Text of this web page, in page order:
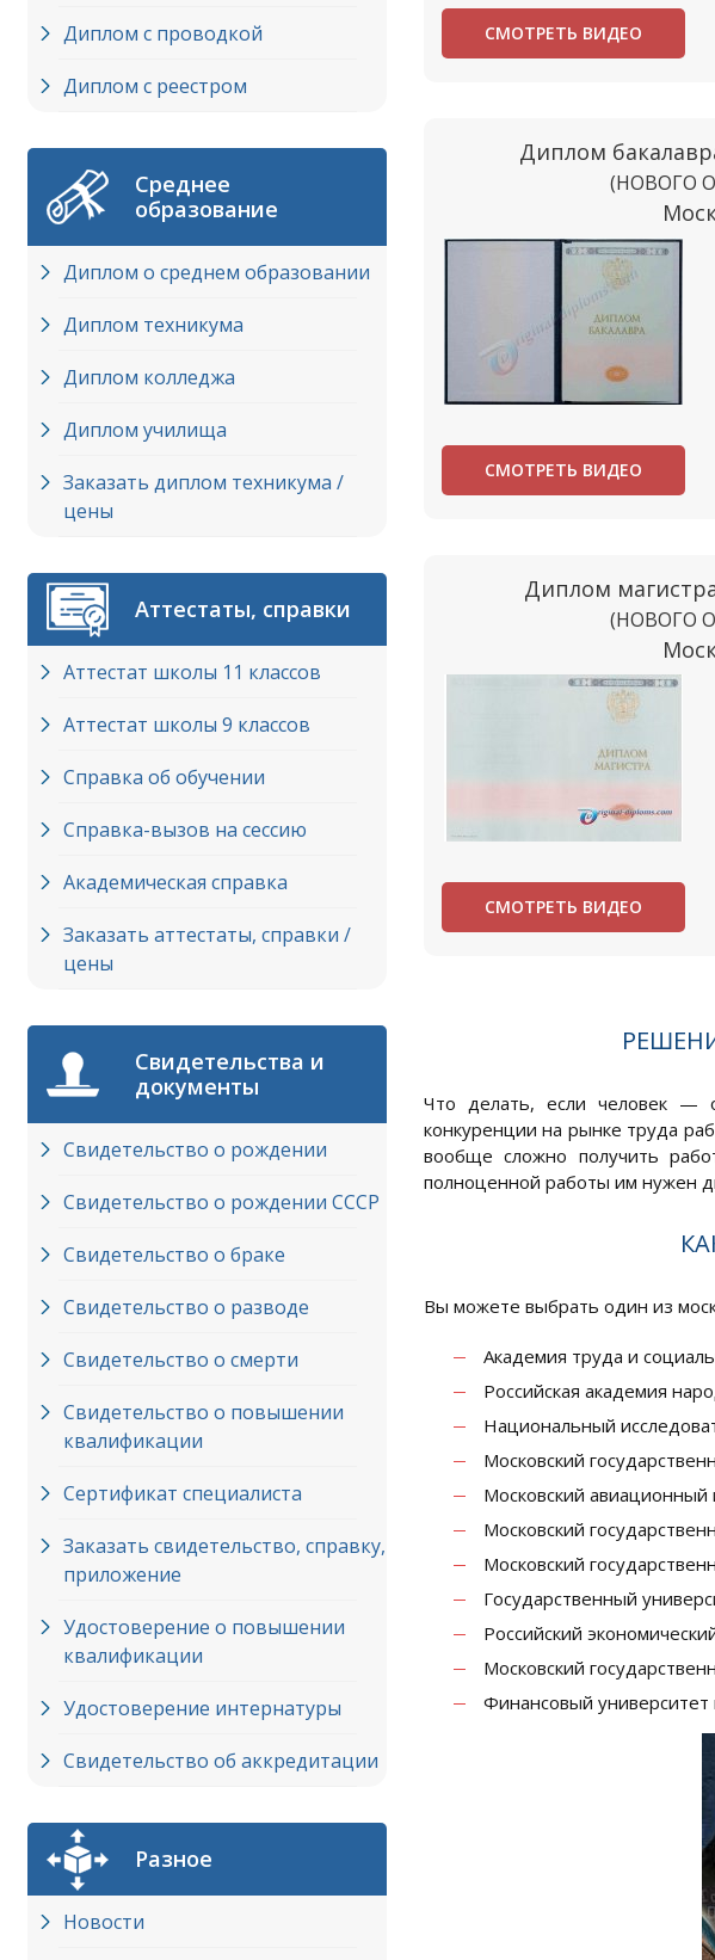
Диплом с проводкой
Диплом с реестром
Среднее
образование
Диплом о среднем образовании
Диплом техникума
Диплом колледжа
Диплом училища
Заказать диплом техникума /
цены
Аттестаты, справки
Аттестат школы 11 классов
Аттестат школы 9 классов
Справка об обучении
Справка-вызов на сессию
Академическая справка
Заказать аттестаты, справки /
цены
Свидетельства и
документы
Свидетельство о рождении
Свидетельство о рождении СССР
Свидетельство о браке
Свидетельство о разводе
Свидетельство о смерти
Свидетельство о повышении
квалификации
Сертификат специалиста
Заказать свидетельство, справку,
приложение
Удостоверение о повышении
квалификации
Удостоверение интернатуры
Свидетельство об аккредитации
Разное
Новости
СМОТРЕТЬ ВИДЕО
Диплом
(НОВОГО
СМОТРЕТЬ ВИДЕО
Диплом
(НОВОГО
СМОТРЕТЬ ВИДЕО
Что делать, если человек —
конкуренции на рынке труда
вообще сложно получить
полноценной работы им нужен
Вы можете выбрать один из
Академия труда и
Российская академия
Национальный
Московский
Московский авиационный
Московский
Московский
Государственный
Российский
Московский
Финансовый